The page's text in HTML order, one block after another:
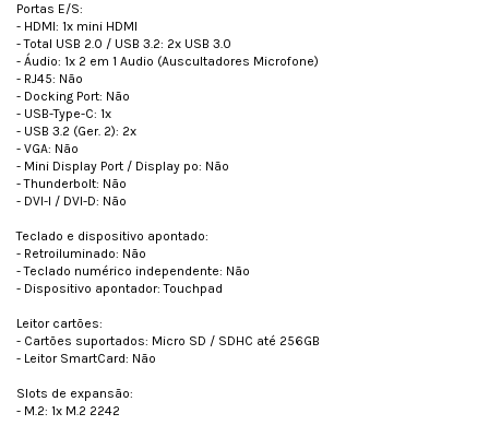
Portas E/S:
- HDMI: 1x mini HDMI
- Total USB 2.0 / USB 3.2: 2x USB 3.0
- Áudio: 1x 2 em 1 Audio (Auscultadores Microfone)
- RJ45: Não
- Docking Port: Não
- USB-Type-C: 1x
- USB 3.2 (Ger. 2): 2x
- VGA: Não
- Mini Display Port / Display po: Não
- Thunderbolt: Não
- DVI-I / DVI-D: Não
Teclado e dispositivo apontado:
- Retroiluminado: Não
- Teclado numérico independente: Não
- Dispositivo apontador: Touchpad
Leitor cartões:
- Cartões suportados: Micro SD / SDHC até 256GB
- Leitor SmartCard: Não
Slots de expansão:
- M.2: 1x M.2 2242